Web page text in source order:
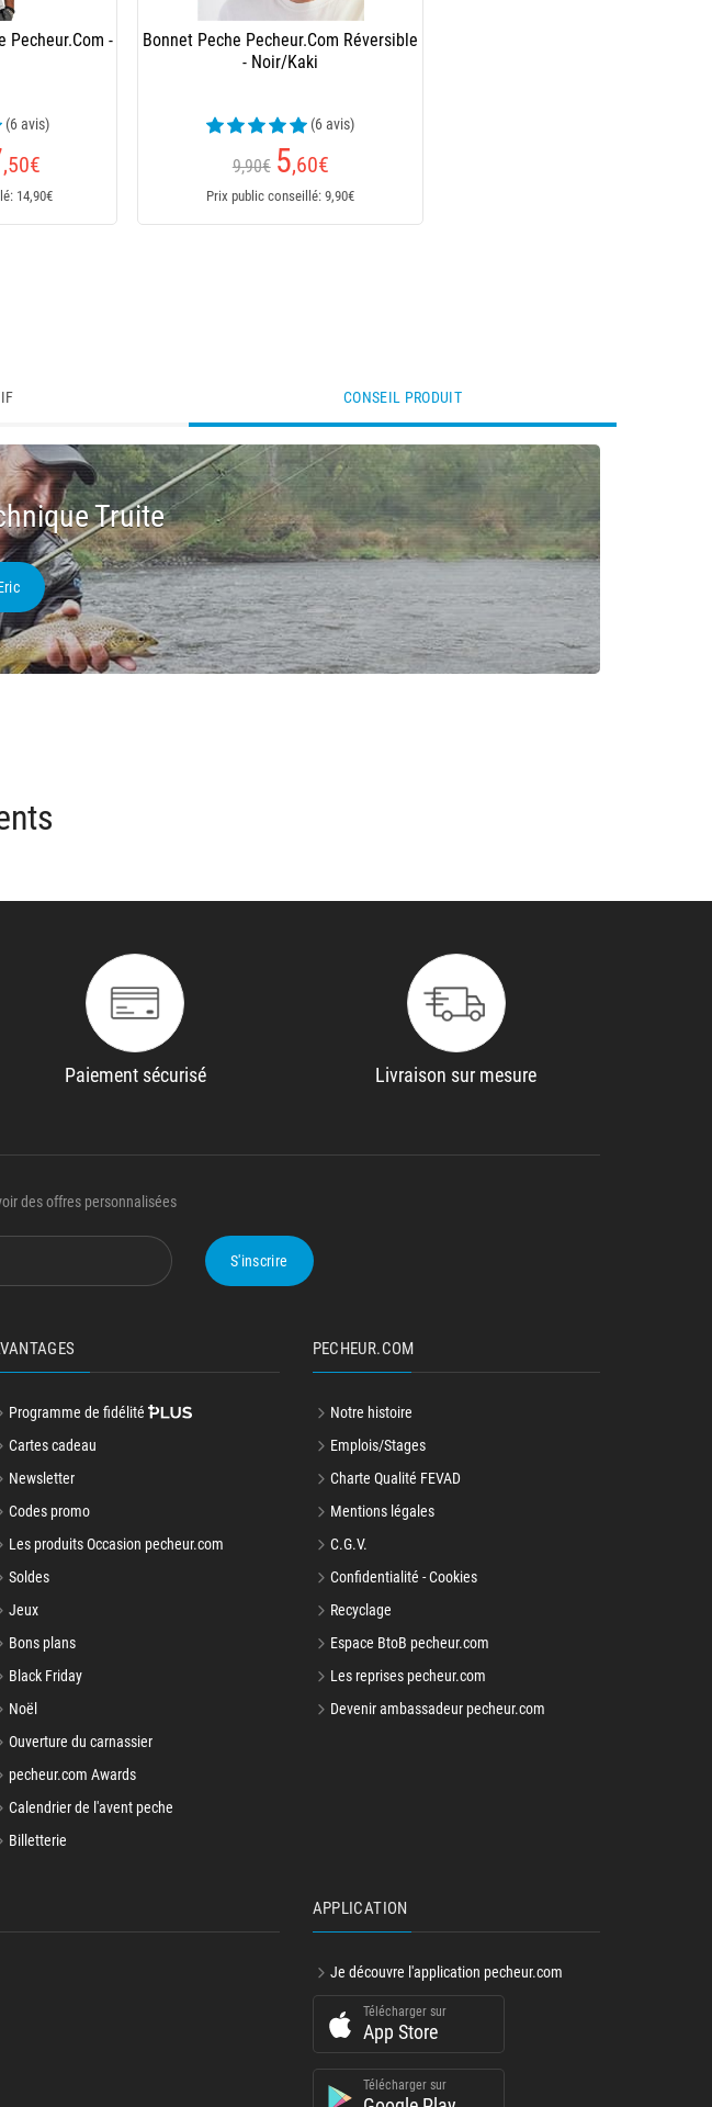
Pecheur.Com -
(6 avis)
,50€
14,90€
Bonnet Peche Pecheur.Com Réversible
- Noir/Kaki
(6 avis)
9,90€ 5,60€
Prix public conseillé: 9,90€
CONSEIL PRODUIT
Truite
Paiement sécurisé Livraison sur mesure
des offres personnalisées
S'inscrire
Programme de fidélité
Cartes cadeau
Newsletter
Codes promo
Les produits Occasion pecheur.com
Soldes
Jeux
Bons plans
Black Friday
Noël
Ouverture du carnassier
pecheur.com Awards
Calendrier de l'avent peche
Billetterie
PECHEUR.COM
Notre histoire
Emplois/Stages
Charte Qualité FEVAD
Mentions légales
C.G.V.
Confidentialité - Cookies
Recyclage
Espace BtoB pecheur.com
Les reprises pecheur.com
Devenir ambassadeur pecheur.com
APPLICATION
Je découvre l'application pecheur.com
Télécharger sur
App Store
Télécharger sur